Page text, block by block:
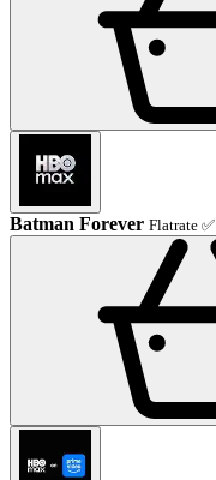
Batman Forever Flatrate ✅